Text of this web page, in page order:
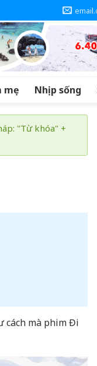
mẹ Nhịp sống
"Từ khóa" +
cách mà phim Đi